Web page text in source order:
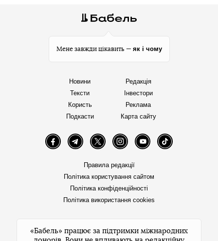
Мене завжди цікавить — як і чому
Новини
Тексти
Користь
Подкасти
Редакція
Інвестори
Реклама
Карта сайту
FacebookTelegramTwitter InstagramYouTube TikTok
Правила редакції
Політика користування сайтом
Політика конфіденційності
Політика використання cookies
«Бабель» працює за підтримки міжнародних